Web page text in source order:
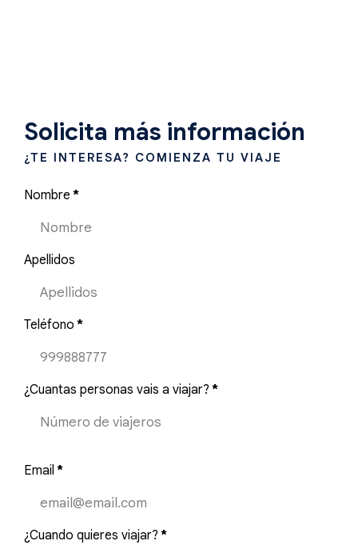
Solicita más información
¿TE INTERESA? COMIENZA TU VIAJE
Nombre *
Apellidos
Teléfono *
¿Cuantas personas vais a viajar? *
Email *
¿Cuando quieres viajar? *